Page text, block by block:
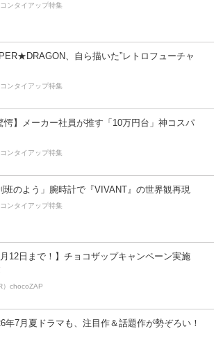
ンタイアップ特集
、自ら描いた”レトロフューチャ
ンタイアップ特集
愕】メーカー社員が推す「10万円台」神コスパ
ンタイアップ特集
班のよう」腕時計で『VIVANT』の世界観再現
ンタイアップ特集
月12日まで！】チョコザップキャンペーン実施
）chocoZAP
年7月夏ドラマも、注目作＆話題作が勢ぞろい！